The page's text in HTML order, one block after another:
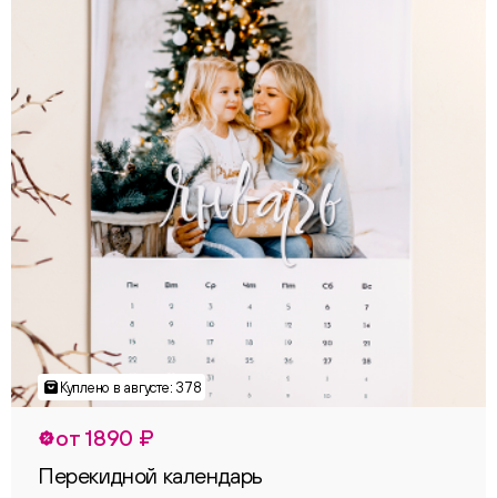
от 1890 ₽
Перекидной календарь